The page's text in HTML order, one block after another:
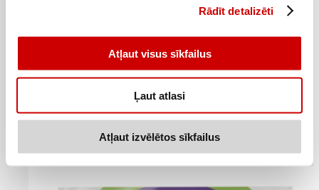
Rādīt detalizēti
Atļaut visus sīkfailus
Ļaut atlasi
Atļaut izvēlētos sīkfailus
Papīra dvieļi ZEWA Premium 2 ruļļi
2
. 49€